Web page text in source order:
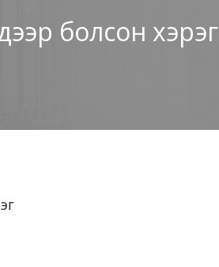
болсон хэрэг